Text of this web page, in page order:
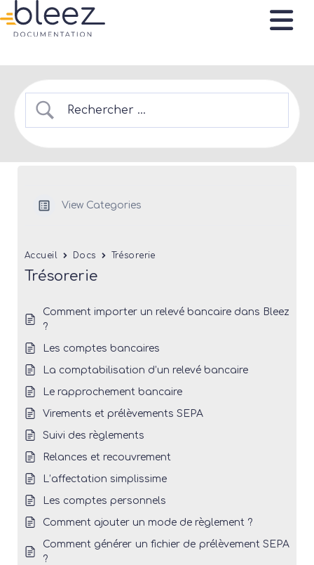
View Categories
Accueil Docs Trésorerie
Trésorerie
Comment importer un relevé bancaire dans Bleez
?
Les comptes bancaires
La comptabilisation d’un relevé bancaire
Le rapprochement bancaire
Virements et prélèvements SEPA
Suivi des règlements
Relances et recouvrement
L’affectation simplissime
Les comptes personnels
Comment ajouter un mode de règlement ?
Comment générer un fichier de prélèvement SEPA
?